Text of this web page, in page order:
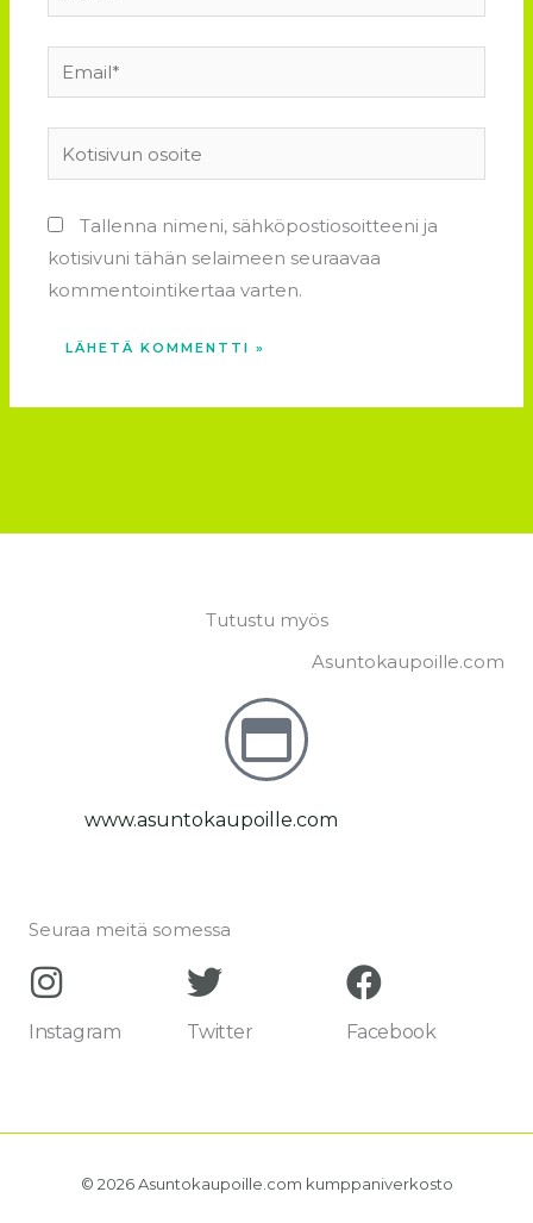
Email*
Kotisivun
osoite
Tallenna nimeni, sähköpostiosoitteeni ja
kotisivuni tähän selaimeen seuraavaa
kommentointikertaa varten.
Tutustu myös
Asuntokaupoille.com
www.asuntokaupoille.com
Seuraa meitä somessa
Instagram Twitter Facebook
© 2026 Asuntokaupoille.com kumppaniverkosto